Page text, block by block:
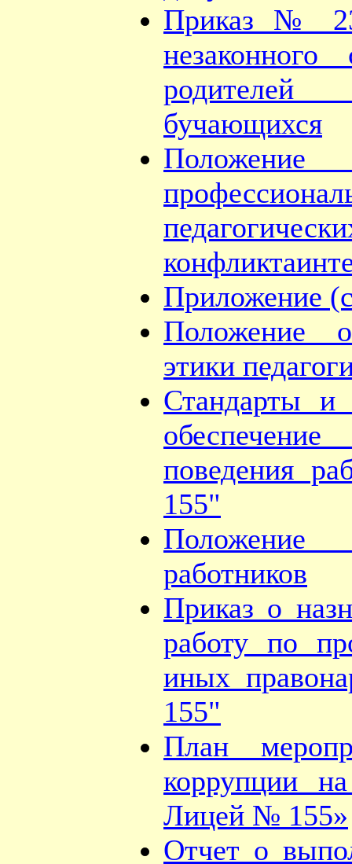
Приказ №
родителей
бучающихся
Приложение
Положение
этики
Стандарты и
поведения
155"
работников
Приказ о
работу по
иных
155"
План
коррупции
Лицей № 155»
Отчет о